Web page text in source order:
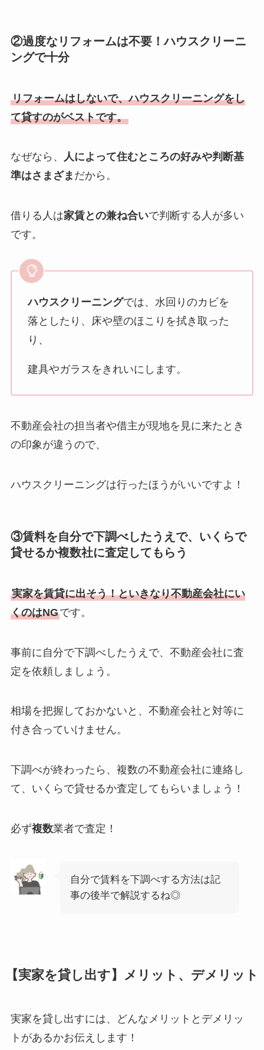
②過度なリフォームは不要！ハウスクリーニ
ングで十分
リフォームはしないで、ハウスクリーニングをし
て貸すのがベストです。
なぜなら、
人によって住むところの好みや判断基
準はさまざま だから。
借りる人は家賃との兼ね合いで判断する人が多い
です。
ハウスクリーニングでは、水回りのカビを
落としたり、床や壁のほこりを拭き取った
り、
建具やガラスをきれいにします。
不動産会社の担当者や借主が現地を見に来たとき
の印象が違うので、
ハウスクリーニングは行ったほうがいいですよ！
③賃料を自分で下調べしたうえで、いくらで
貸せるか複数社に査定してもらう
実家を賃貸に出そう！といきなり不動産会社にい
くのはNGです。
事前に自分で下調べしたうえで、不動産会社に査
定を依頼しましょう。
相場を把握しておかないと、不動産会社と対等に
付き合っていけません。
下調べが終わったら、複数の不動産会社に連絡し
て、いくらで貸せるか査定してもらいましょう！
必ず複数業者で査定！
自分で賃料を下調べする方法は記
事の後半で解説するね◎
【実家を貸し出す】メリット、デメリット
実家を貸し出すには、どんなメリットとデメリッ
トがあるかお伝えします！